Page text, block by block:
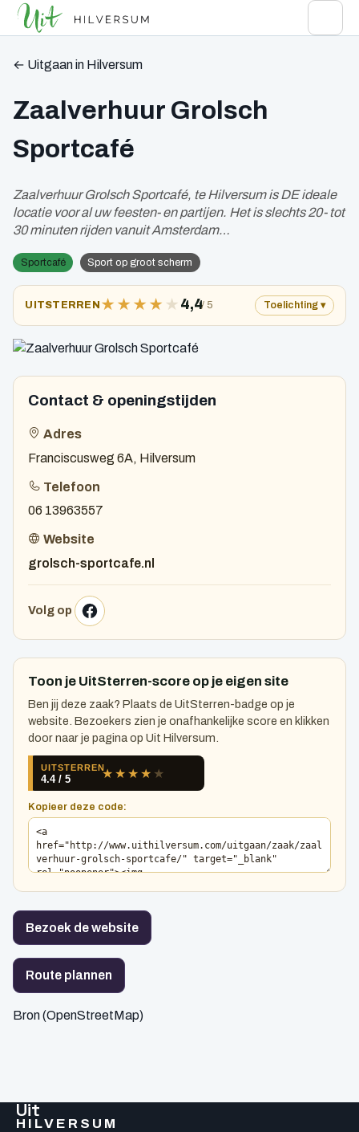
← Uitgaan in Hilversum
Zaalverhuur Grolsch
Sportcafé
Zaalverhuur Grolsch Sportcafé, te Hilversum is DE ideale
locatie voor al uw feesten- en partijen. Het is slechts 20- tot
30 minuten rijden vanuit Amsterdam…
Sportcafé Sport op groot scherm
UITSTERREN ★ ★ ★ ★ ★ 4,4/ 5 Toelichting
Contact & openingstijden
Adres
Franciscusweg 6A, Hilversum
Telefoon
06 13963557
Website
grolsch-sportcafe.nl
Volg op
Toon je UitSterren-score op je eigen site
Ben jij deze zaak? Plaats de UitSterren-badge op je
website. Bezoekers zien je onafhankelijke score en klikken
door naar je pagina op Uit Hilversum.
Kopieer deze code:
Bezoek de website
Route plannen
Bron (OpenStreetMap)
Uit
HILVERSUM